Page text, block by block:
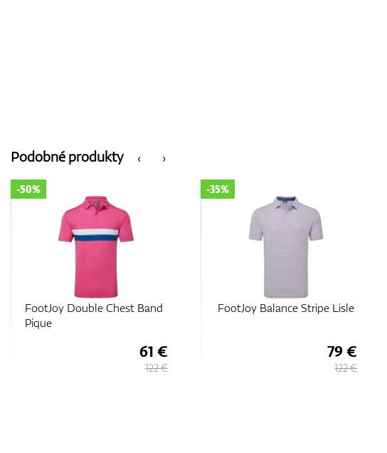
‹
Podobné produkty ›
FootJoy Balance Stripe Lisle
-35%
79 €
122 €
FootJoy Tipped Pique
-35%
72 €
111 €